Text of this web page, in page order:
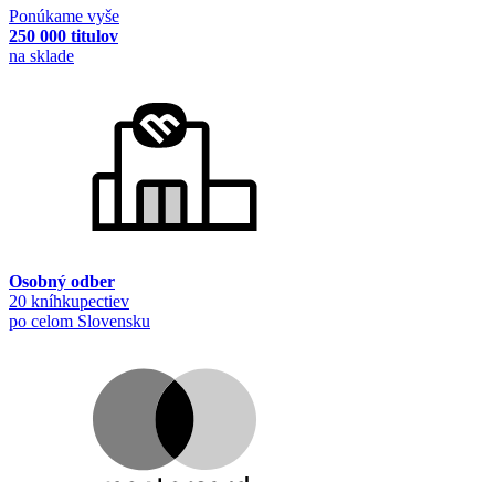
Ponúkame vyše
250 000 titulov
na sklade
Osobný odber
20 kníhkupectiev
po celom Slovensku